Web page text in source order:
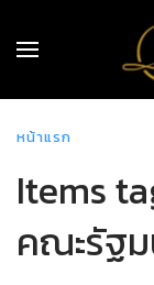
หน้าแรก
Items
คณะรัฐ